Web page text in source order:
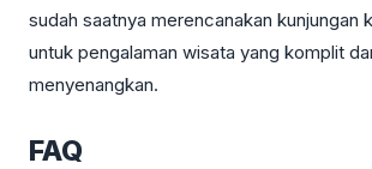
sudah saatnya merencanakan kunjungan
untuk pengalaman wisata yang komplit
menyenangkan.
FAQ